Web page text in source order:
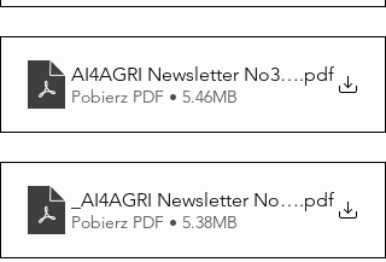
AI4AGRI Newsletter No3_GR.pdf
Pobierz PDF • 5.46MB
_AI4AGRI Newsletter No3_SE
.pdf
Pobierz PDF • 5.38MB